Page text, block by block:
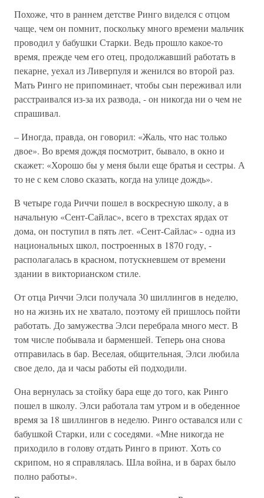
Похоже, что в раннем детстве Ринго виделся с отцом
чаще, чем он помнит, поскольку много времени мальчик
проводил у бабушки Старки. Ведь прошло какое-то
время, прежде чем его отец, продолжавший работать в
пекарне, уехал из Ливерпуля и женился во второй раз.
Мать Ринго не припоминает, чтобы сын переживал или
расстраивался из-за их развода, - он никогда ни о чем не
спрашивал.
– Иногда, правда, он говорил: «Жаль, что нас только
двое». Во время дождя посмотрит, бывало, в окно и
скажет: «Хорошо бы у меня были еще братья и сестры. А
то не с кем слово сказать, когда на улице дождь».
В четыре года Риччи пошел в воскресную школу, а в
начальную «Сент-Сайлас», всего в трехстах ярдах от
дома, он поступил в пять лет. «Сент-Сайлас» - одна из
национальных школ, построенных в 1870 году, -
располагалась в красном, потускневшем от времени
здании в викторианском стиле.
От отца Риччи Элси получала 30 шиллингов в неделю,
но на жизнь их не хватало, поэтому ей пришлось пойти
работать. До замужества Элси перебрала много мест. В
том числе побывала и барменшей. Теперь она снова
отправилась в бар. Веселая, общительная, Элси любила
свое дело, да и часы работы ей подходили.
Она вернулась за стойку бара еще до того, как Ринго
пошел в школу. Элси работала там утром и в обеденное
время за 18 шиллингов в неделю. Ринго оставался или с
бабушкой Старки, или с соседями. «Мне никогда не
приходило в голову отдать Ринго в приют. Хоть со
скрипом, но я справлялась. Шла война, и в барах было
полно работы».